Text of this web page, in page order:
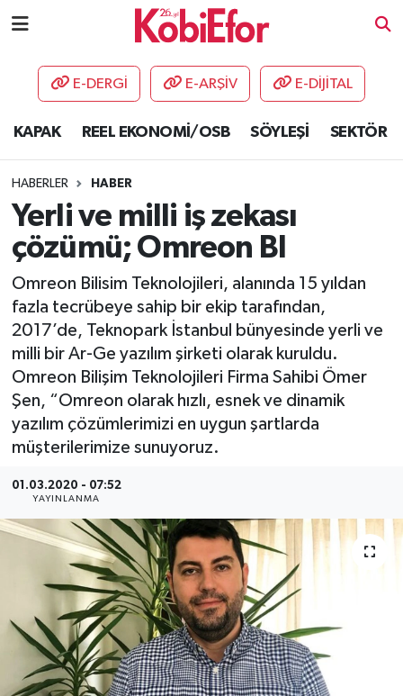
E-DERGİ E-ARŞİV E-DİJİTAL
KAPAK REEL EKONOMİ/OSB SÖYLEŞİ SEKTÖR
HABERLER HABER
Yerli ve milli iş zekası
çözümü; Omreon BI
Omreon Bilisim Teknolojileri, alanında 15 yıldan
fazla tecrübeye sahip bir ekip tarafından,
2017’de, Teknopark İstanbul bünyesinde yerli ve
milli bir Ar-Ge yazılım şirketi olarak kuruldu.
Omreon Bilişim Teknolojileri Firma Sahibi Ömer
Şen, “Omreon olarak hızlı, esnek ve dinamik
yazılım çözümlerimizi en uygun şartlarda
müşterilerimize sunuyoruz.
01.03.2020 - 07:52
YAYINLANMA
AKADEMİ
DESTEK-TEŞVİK
ETKİNLİK
GÜNCEL
HABERLER
KAPAK
SEKTÖR
ŞİRKET PANO
SÖYLEŞİ
ÜLKE
YAŞAM